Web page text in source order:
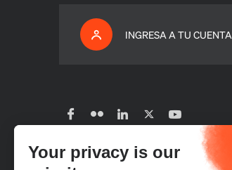
INGRESA A TU CUENTA
Suscribirse a nuestro boletín
Your privacy is our